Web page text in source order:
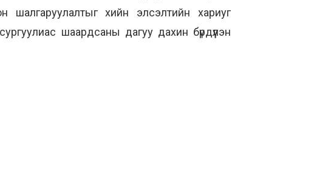
хийн элсэлтийн хариуг
шаардсаны дагуу дахин бүрдүүлэн